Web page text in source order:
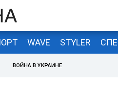
WAVE STYLER
ВОЙНА В УКРАИНЕ